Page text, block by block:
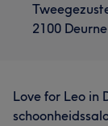
2100 Deurne
Love for Leo in